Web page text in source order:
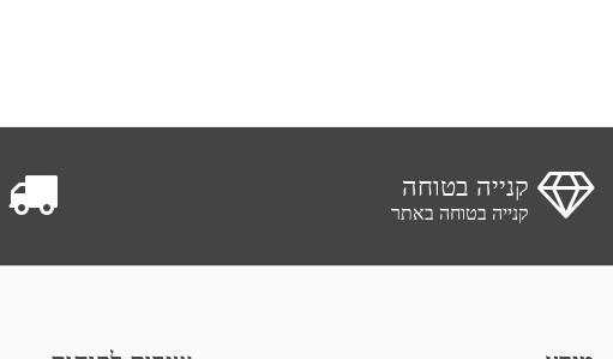
קנייה בטוחה
קנייה בטוחה באתר